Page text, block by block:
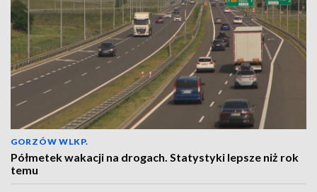
GORZÓW WLKP.
Półmetek wakacji na drogach. Statystyki lepsze niż rok
temu